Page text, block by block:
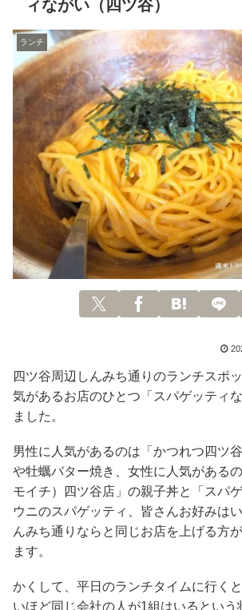
ィながい（四ツ谷）
ランチ
四ツ谷周辺しんみち通りのランチスポ
気があるお店のひとつ「スパゲッティ
ました。
男性に人気があるのは「かつれつ四ツ
や牡蠣バター焼き、女性に人気がある
モイチ）四ツ谷店」の親子丼と「スパ
ウニのスパゲッティ、皆さんお好みは
んみち通りならと同じお店を上げる方
ます。
かくして、平日のランチタイムに行く
いほど同じ会社の人が1組はいるという